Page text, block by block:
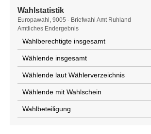
Wahlstatistik
Wahlstatistik
Europawahl, 9005 - Briefwahl Amt Ruhland
Amtliches Endergebnis
Wahlberechtigte insgesamt
Wählende insgesamt
Wählende laut Wählerverzeichnis
Wählende mit Wahlschein
Wahlbeteiligung